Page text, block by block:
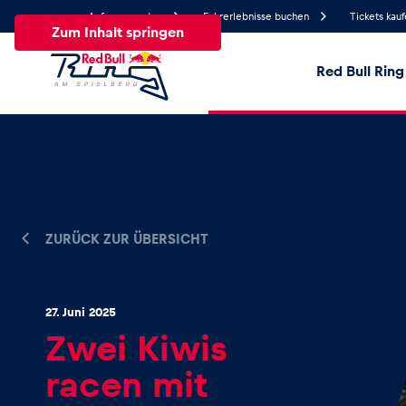
Zum Inhalt springen
Anfrage senden Fahrerlebnisse buchen Tickets
Red Bull Ring
28.2°
ZURÜCK ZUR ÜBERSICHT
27. Juni 2025
Zwei Kiwis
racen mit